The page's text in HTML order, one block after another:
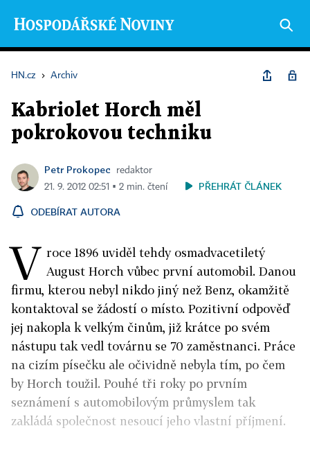
HN.cz › Archiv
Kabriolet Horch měl
pokrokovou techniku
Petr Prokopec
redaktor
21. 9. 2012 02:51 ▪ 2 min. čtení
PŘEHRÁT ČLÁNEK
ODEBÍRAT AUTORA
V roce 1896 uviděl tehdy osmadvacetiletý
August Horch vůbec první automobil. Danou
firmu, kterou nebyl nikdo jiný než Benz, okamžitě
kontaktoval se žádostí o místo. Pozitivní odpověď
jej nakopla k velkým činům, již krátce po svém
nástupu tak vedl továrnu se 70 zaměstnanci. Práce
na cizím písečku ale očividně nebyla tím, po čem
by Horch toužil. Pouhé tři roky po prvním
seznámení s automobilovým průmyslem tak
zakládá společnost nesoucí jeho vlastní příjmení.